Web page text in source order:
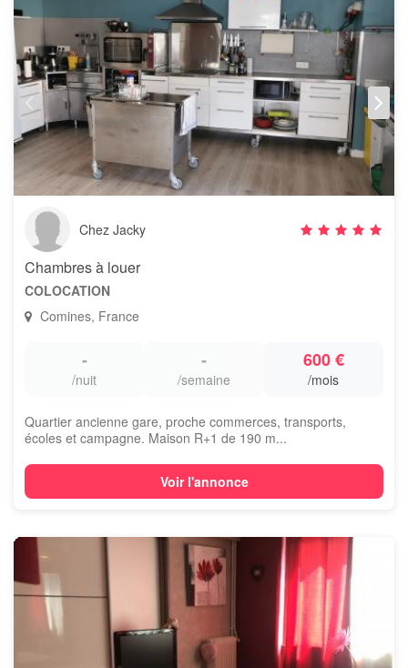
Chez Jacky
Chambres à louer
COLOCATION
Comines, France
-
/nuit
-
/semaine
600 €
/mois
Quartier ancienne gare, proche commerces, transports,
écoles et campagne. Maison R+1 de 190 m...
Voir l'annonce